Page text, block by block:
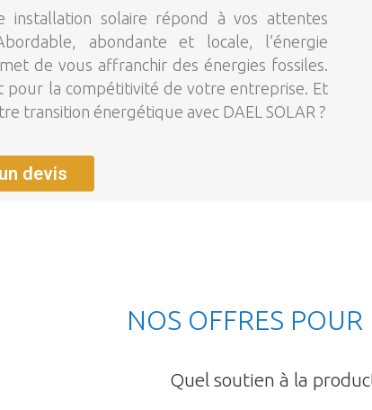
installation solaire répond à vos attentes
abondante et locale, l’énergie
de vous affranchir des énergies fossiles.
pour la compétitivité de votre entreprise. Et
transition énergétique avec DAEL SOLAR ?
devis
NOS OFFRES POUR
Quel soutien à la